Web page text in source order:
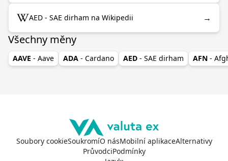
AED - SAE dirham na Wikipedii →
Všechny měny
AAVE - Aave ADA - Cardano AED - SAE dirham AFN -
Soubory cookieSoukromíO násMobilní aplikaceAlternativy
PrůvodciPodmínky